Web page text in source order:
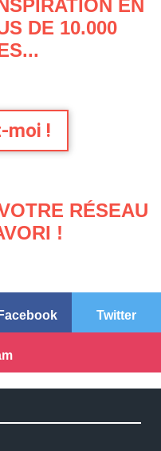
EN
DE 10.000
moi !
RÉSEAU
!
Facebook Twitter